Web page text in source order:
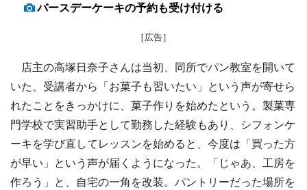
バースデーケーキの予約も受け付ける
［広告］
店主の高塚日奈子さんは当初、同所でパン教室を開いて
いた。受講者から「お菓子も習いたい」という声が寄せら
れたことをきっかけに、菓子作りを始めたという。製菓専
門学校で実習助手として勤務した経験もあり、シフォンケ
ーキを学び直してレッスンを始めると、今度は「買った方
が早い」という声が届くようになった。「じゃあ、工房を
作ろう」と、自宅の一角を改装。パントリーだった場所を